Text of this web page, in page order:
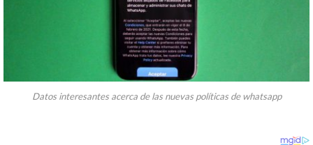
Datos interesantes acerca de las nuevas políticas de whatsapp